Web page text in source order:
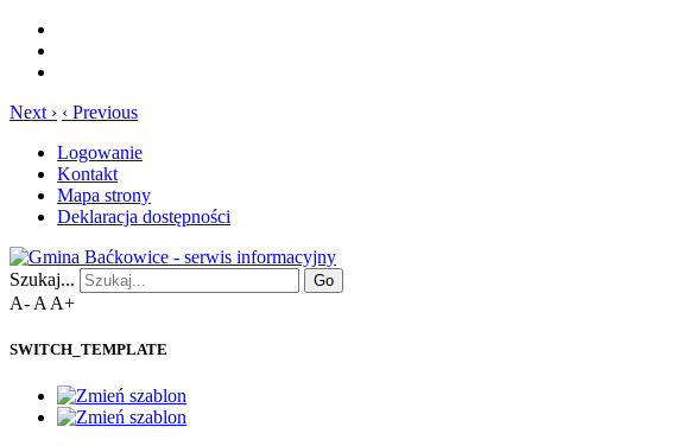
Next › ‹ Previous
Logowanie
Kontakt
Mapa strony
Deklaracja dostępności
Szukaj... Go
A- A A+
SWITCH_TEMPLATE